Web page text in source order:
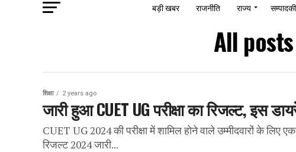
बड़ी खबर राजनीति राज्य
All
शिक्षा 2 years ago
जारी हुआ CUET UG परीक्षा का रिजल्ट, इस
CUET UG 2024 की परीक्षा में शामिल होने वाले उम्मीदवारों के
रिजल्ट 2024 जारी...